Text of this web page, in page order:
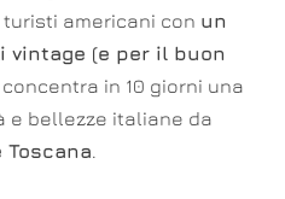
americani con un
vintage (e per il buon
in 10 giorni una
e bellezze italiane da
Toscana.